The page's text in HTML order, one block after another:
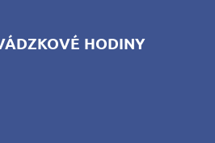
HODINY